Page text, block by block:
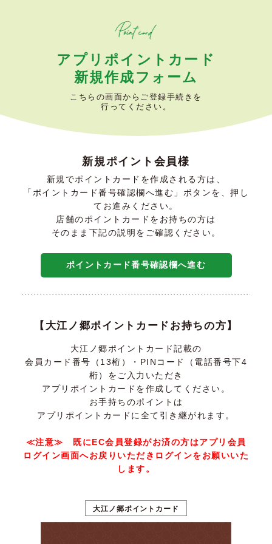
アプリポイントカード
新規作成フォーム
こちらの画面からご登録手続きを
行ってください。
新規ポイント会員様
新規でポイントカードを作成される方は、
「ポイントカード番号確認欄へ進む」ボタンを、押し
てお進みください。
店舗のポイントカードをお持ちの方は
そのまま下記の説明をご確認ください。
ポイントカード番号確認欄へ進む
【大江ノ郷ポイントカードお持ちの方】
大江ノ郷ポイントカード記載の
会員カード番号（13桁）・PINコード（電話番号下4
桁）をご入力いただき
アプリポイントカードを作成してください。
お手持ちのポイントは
アプリポイントカードに全て引き継がれます。
≪注意≫ 既にEC会員登録がお済の方はアプリ会員
ログイン画面へお戻りいただきログインをお願いいた
します。
大江ノ郷ポイントカード